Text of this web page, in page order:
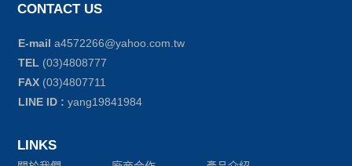
CONTACT US
E-maila4572266@yahoo.com.tw
TEL (03)4808777
FAX (03)4807711
LINE ID :yang19841984
LINKS